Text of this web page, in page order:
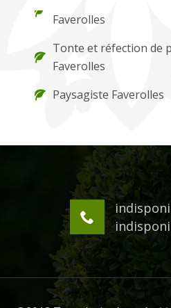
Faverolles
Tonte et réfection de
Faverolles
Paysagiste Faverolles